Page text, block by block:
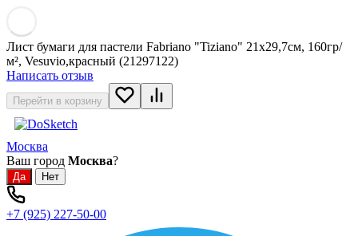
Лист бумаги для пастели Fabriano "Tiziano" 21x29,7см, 160гр/
м², Vesuvio,красный (21297122)
Написать отзыв
Перейти в корзину
Москва
Ваш город Москва?
+7 (925) 227-50-00